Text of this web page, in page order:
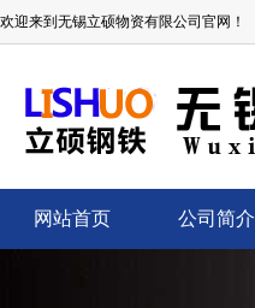
欢迎来到无锡立硕物资有限公司官网！
网站首页 公司简介